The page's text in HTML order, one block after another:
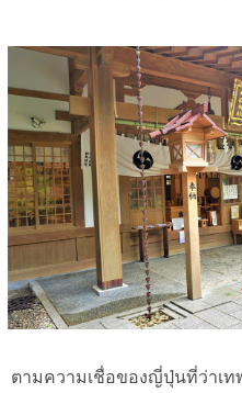
ตามความเชื่อของญี่ปุ่นที่ว่าเท